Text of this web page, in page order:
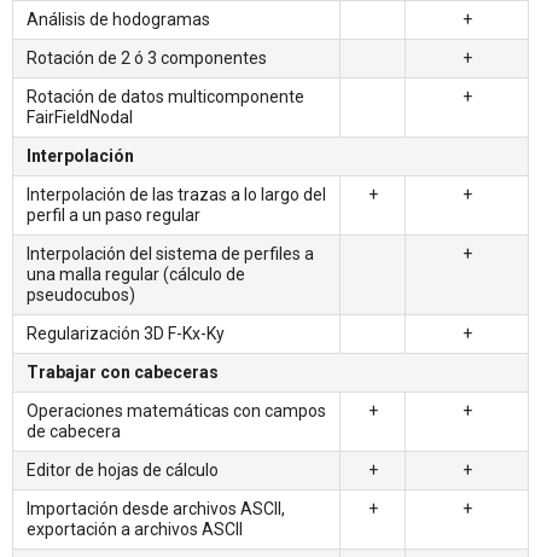
Análisis de hodogramas
+
Rotación de 2 ó 3 componentes
+
Rotación de datos multicomponente
FairFieldNodal
+
Interpolación
Interpolación de las trazas a lo largo del
perfil a un paso regular
+ +
Interpolación del sistema de perfiles a
una malla regular (cálculo de
pseudocubos)
+
Regularización 3D F-Kx-Ky
+
Trabajar con cabeceras
Operaciones matemáticas con campos
de cabecera
+ +
Editor de hojas de cálculo +
+
Importación desde archivos ASCII,
exportación a archivos ASCII
+ +